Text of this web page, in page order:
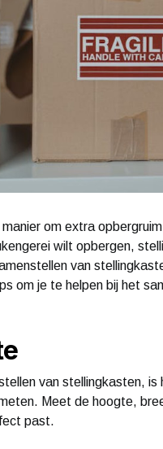
om extra
wilt opbergen,
van
om je te helpen bij het
van stellingkasten, is
Meet de hoogte,
past.